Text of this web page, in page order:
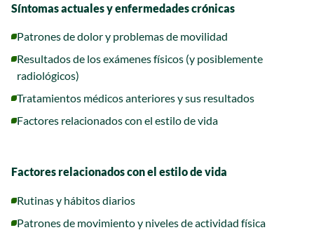
Síntomas actuales y enfermedades crónicas
Patrones de dolor y problemas de movilidad
Resultados de los exámenes físicos (y posiblemente
radiológicos)
Tratamientos médicos anteriores y sus resultados
Factores relacionados con el estilo de vida
Factores relacionados con el estilo de vida
Rutinas y hábitos diarios
Patrones de movimiento y niveles de actividad física